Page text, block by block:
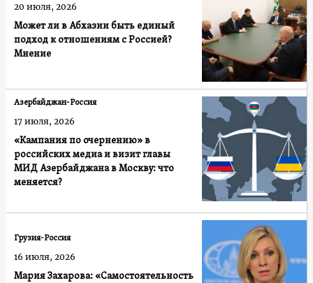
Может ли в Абхазии быть единый
подход к отношениям с Россией?
Мнение
20 июля, 2026
«Кампания по очернению» в
российских медиа и визит главы
МИД Азербайджана в Москву: что
меняется?
Азербайджан-Россия
17 июля, 2026
Мария Захарова: «Самостоятельность
Грузия-Россия
16 июля, 2026